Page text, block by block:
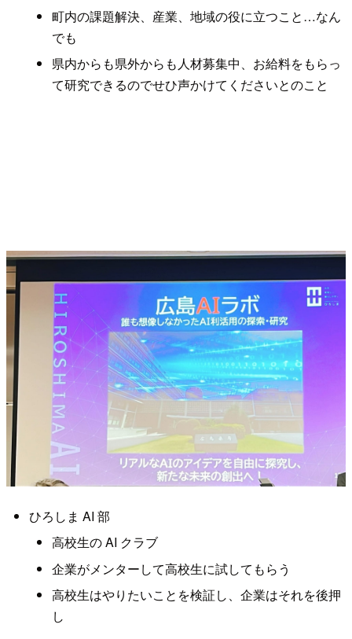
町内の課題解決、産業、地域の役に立つこと…なん
でも
県内からも県外からも人材募集中、お給料をもらっ
て研究できるのでせひ声かけてくださいとのこと
ひろしま AI 部
高校生の AI クラブ
企業がメンターして高校生に試してもらう
高校生はやりたいことを検証し、企業はそれを後押
し